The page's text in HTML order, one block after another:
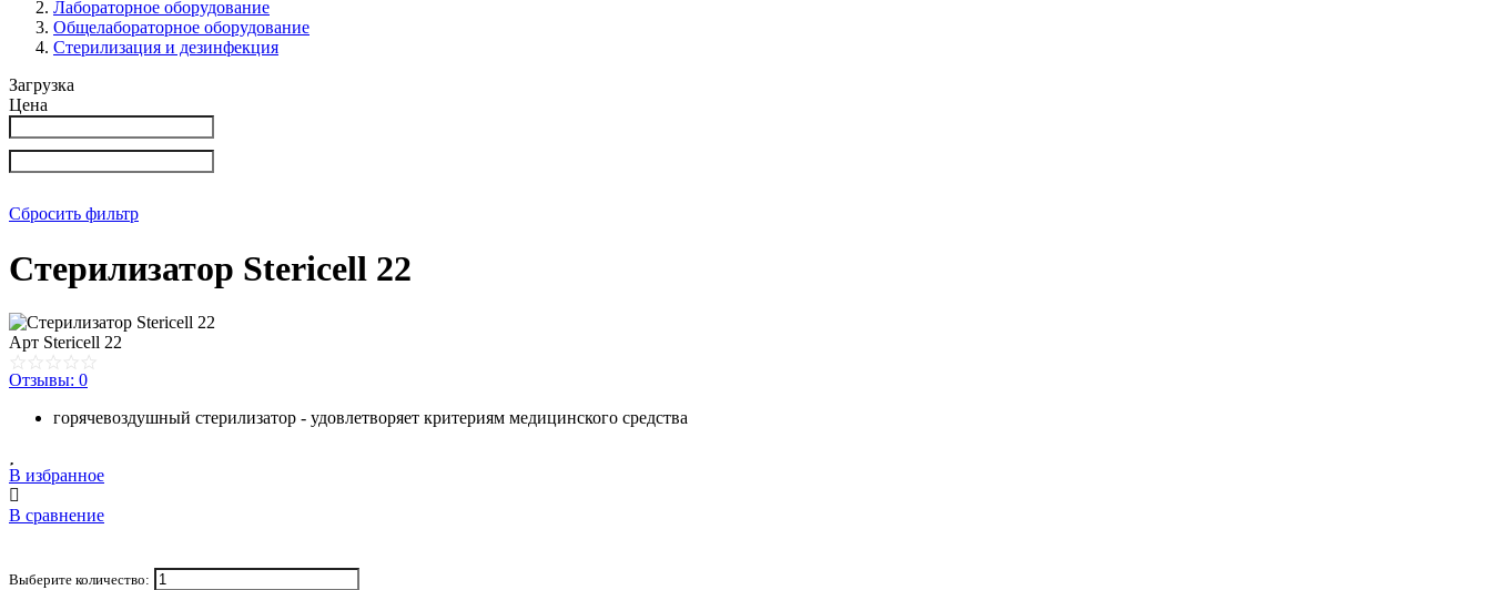
Лабораторное оборудование
Общелабораторное оборудование
Стерилизация и дезинфекция
Загрузка
Цена
Сбросить фильтр
Cтерилизатор Stericell 22
Арт Stericell 22
Отзывы: 0
горячевоздушный стерилизатор - удовлетворяет критериям медицинского средства
В избранное
В сравнение
Выберите количество: